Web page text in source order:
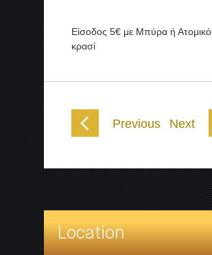
Είσοδος 5€ με Μπύρα ή Ατομικό
κρασί
Previous Next
Location